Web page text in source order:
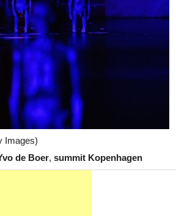
Images)
de Boer, summit Kopenhagen